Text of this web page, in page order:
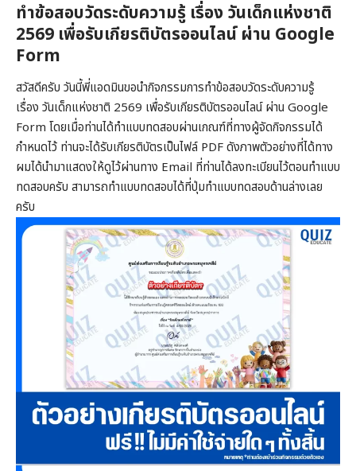
ทำข้อสอบวัดระดับความรู้ เรื่อง วันเด็กแห่งชาติ
2569 เพื่อรับเกียรติบัตรออนไลน์ ผ่าน Google
Form
สวัสดีครับ วันนี้พี่แอดมินขอนำกิจกรรมการทำข้อสอบวัดระดับความรู้
เรื่อง วันเด็กแห่งชาติ 2569 เพื่อรับเกียรติบัตรออนไลน์ ผ่าน Google
Form โดยเมื่อท่านได้ทำแบบทดสอบผ่านเกณฑ์ที่ทางผู้จัดกิจกรรมได้
กำหนดไว้ ท่านจะได้รับเกียรติบัตรเป็นไฟล์ PDF ดังภาพตัวอย่างที่ได้ทาง
ผมได้นำมาแสดงให้ดูไว้ผ่านทาง Email ที่ท่านได้ลงทะเบียนไว้ตอนทำแบบ
ทดสอบครับ สามารถทำแบบทดสอบได้ที่ปุ่มทำแบบทดสอบด้านล่างเลย
ครับ